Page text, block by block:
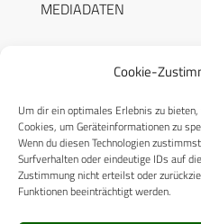
Cookie-
Um dir ein optimales Erlebnis zu
Cookies, um Geräteinformationen zu
Wenn du diesen Technologien
Surfverhalten oder eindeutige IDs auf
Zustimmung nicht erteilst oder
Funktionen beeinträchtigt werden.
MEDIADATEN
RECHTLICHES
Datenschutzerklärung
Cookie-Richtlinie (EU)